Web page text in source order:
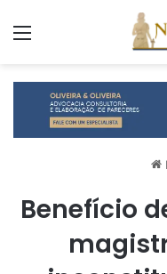
Benefício